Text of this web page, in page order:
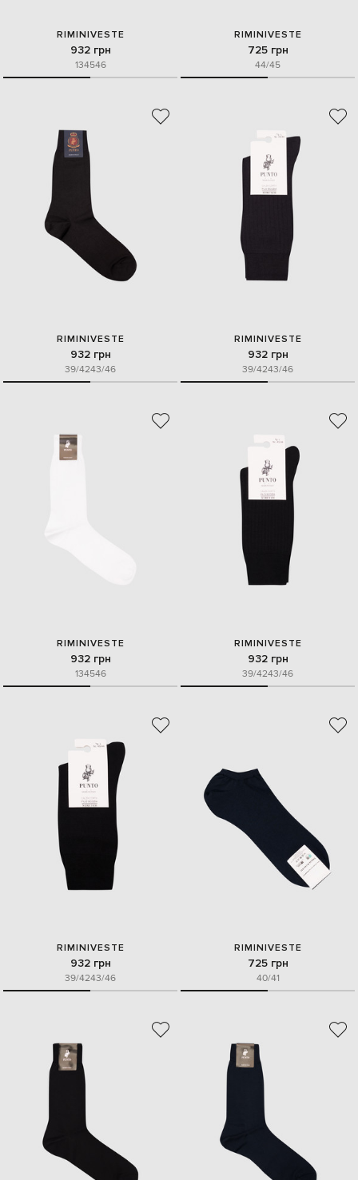
RIMINIVESTE
932 грн
134546
RIMINIVESTE
725 грн
44/45
RIMINIVESTE
932 грн
39/4243/46
RIMINIVESTE
932 грн
39/4243/46
RIMINIVESTE
932 грн
134546
RIMINIVESTE
932 грн
39/4243/46
RIMINIVESTE
932 грн
39/4243/46
RIMINIVESTE
725 грн
40/41